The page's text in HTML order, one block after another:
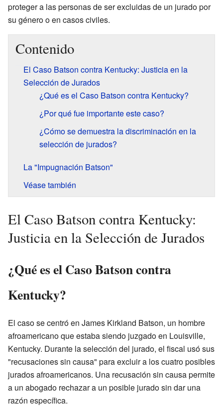
proteger a las personas de ser excluidas de un jurado por
su género o en casos civiles.
Contenido
El Caso Batson contra Kentucky: Justicia en la
Selección de Jurados
¿Qué es el Caso Batson contra Kentucky?
¿Por qué fue importante este caso?
¿Cómo se demuestra la discriminación en la
selección de jurados?
La "Impugnación Batson"
Véase también
El Caso Batson contra Kentucky:
Justicia en la Selección de Jurados
¿Qué es el Caso Batson contra
Kentucky?
El caso se centró en James Kirkland Batson, un hombre
afroamericano que estaba siendo juzgado en Louisville,
Kentucky. Durante la selección del jurado, el fiscal usó sus
"recusaciones sin causa" para excluir a los cuatro posibles
jurados afroamericanos. Una recusación sin causa permite
a un abogado rechazar a un posible jurado sin dar una
razón específica.